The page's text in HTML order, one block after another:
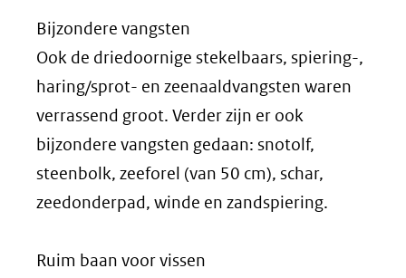
Bijzondere vangsten
Ook de driedoornige stekelbaars, spiering-,
haring/sprot- en zeenaaldvangsten waren
verrassend groot. Verder zijn er ook
bijzondere vangsten gedaan: snotolf,
steenbolk, zeeforel (van 50 cm), schar,
zeedonderpad, winde en zandspiering.
Ruim baan voor vissen